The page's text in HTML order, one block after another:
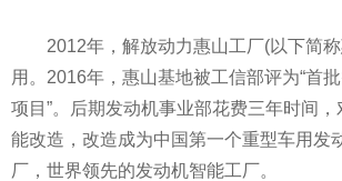
2012年，解放动力惠山工厂(以下简
用。2016年，惠山基地被工信部评为“首
项目”。后期发动机事业部花费三年时间
能改造，改造成为中国第一个重型车用发
厂，世界领先的发动机智能工厂。